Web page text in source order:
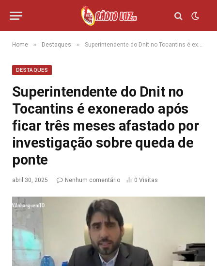
Home » Destaques » Superintendente do Dnit no Tocantins é exonerado após ficar três meses afastado por investigação sobre queda de ponte
DESTAQUES
Superintendente do Dnit no
Tocantins é exonerado após
ficar três meses afastado por
investigação sobre queda de
ponte
abril 30, 2025 Nenhum comentário 0 Visitas